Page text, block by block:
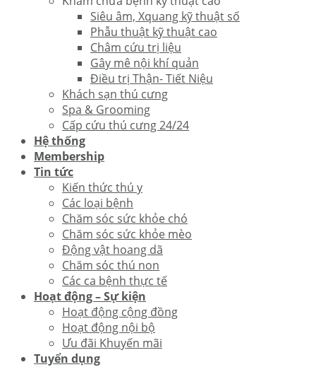
Siêu âm, Xquang kỹ thuật số
Phẫu thuật kỹ thuật cao
Châm cứu trị liệu
Gây mê nội khí quản
Điều trị Thận- Tiết Niệu
Khách sạn thú cưng
Spa & Grooming
Cấp cứu thú cưng 24/24
Hệ thống
Membership
Tin tức
Kiến thức thú y
Các loại bệnh
Chăm sóc sức khỏe chó
Chăm sóc sức khỏe mèo
Động vật hoang dã
Chăm sóc thú non
Các ca bệnh thực tế
Hoạt động – Sự kiện
Hoạt động cộng đồng
Hoạt động nội bộ
Ưu đãi Khuyến mãi
Tuyển dụng